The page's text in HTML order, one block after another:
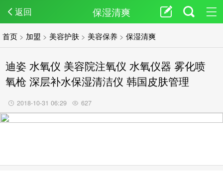
返回 保湿清爽
首页 > 加盟 > 美容护肤 > 美容保养 >保湿清爽
迪姿 水氧仪 美容院注氧仪 水氧仪器 雾化喷
氧枪 深层补水保湿清洁仪 韩国皮肤管理
2018-10-31 06:29 627